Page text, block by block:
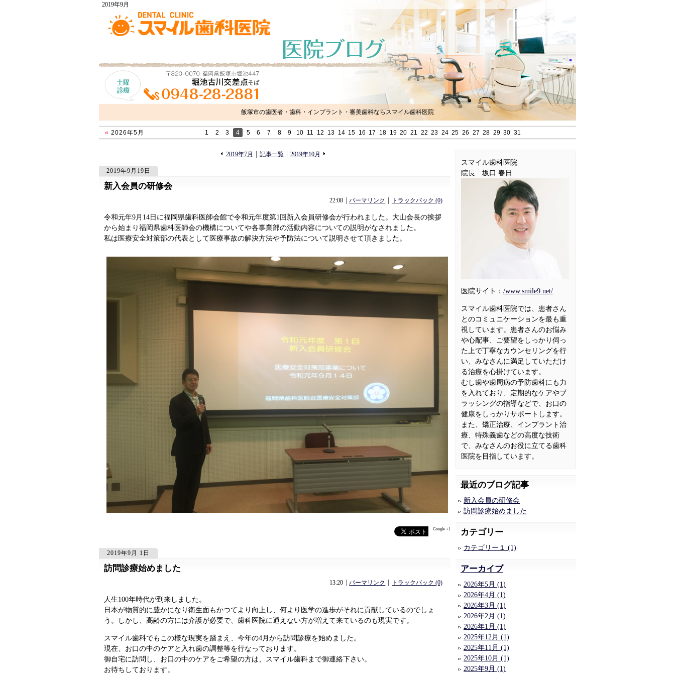
2019年9月
飯塚市の歯医者・歯科・インプラント・審美歯科ならスマイル歯科医院
«2026年5月 1 2 3 4 5 6 7 8 9 10 11 12 13 14 15 16 17 18 19 20 21 22 23 24 25 26 27 28 29 30 31
«
2019年7月 記事一覧 2019年10月
2019年9月19日
新入会員の研修会
22:08
508
パーマリンク
508
トラックバック (0)
令和元年9月14日に福岡県歯科医師会館で令和元年度第1回新入会員研修会が行われました。大山会長の挨拶
から始まり福岡県歯科医師会の機構についてや各事業部の活動内容についての説明がなされました。
私は医療安全対策部の代表として医療事故の解決方法や予防法について説明させて頂きました。
Google +1
2019年9月 1日
訪問診療始めました
13:20
507
パーマリンク
507
トラックバック (0)
人生100年時代が到来しました。
日本が物質的に豊かになり衛生面もかつてより向上し、何より医学の進歩がそれに貢献しているのでしょ
う。しかし、高齢の方には介護が必要で、歯科医院に通えない方が増えて来ているのも現実です。
スマイル歯科でもこの様な現実を踏まえ、今年の4月から訪問診療を始めました。
現在、お口の中のケアと入れ歯の調整等を行なっております。
御自宅に訪問し、お口の中のケアをご希望の方は、スマイル歯科まで御連絡下さい。
お待ちしております。
スマイル歯科医院
院長 坂口 春日
医院サイト： /www.smile9.net/
スマイル歯科医院では、患者さん
とのコミュニケーションを最も重
視しています。患者さんのお悩み
や心配事、ご要望をしっかり伺っ
た上で丁寧なカウンセリングを行
い、みなさんに満足していただけ
る治療を心掛けています。
むし歯や歯周病の予防歯科にも力
を入れており、定期的なケアやブ
ラッシングの指導などで、お口の
健康をしっかりサポートします。
また、矯正治療、インプラント治
療、特殊義歯などの高度な技術
で、みなさんのお役に立てる歯科
医院を目指しています。
最近のブログ記事
新入会員の研修会
訪問診療始めました
カテゴリー
カテゴリー１ (1)
アーカイブ
2026年5月 (1)
2026年4月 (1)
2026年3月 (1)
2026年2月 (1)
2026年1月 (1)
2025年12月 (1)
2025年11月 (1)
2025年10月 (1)
2025年9月 (1)